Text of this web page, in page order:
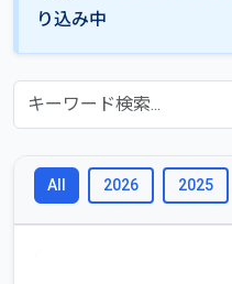
り込み中
All 2026 2025